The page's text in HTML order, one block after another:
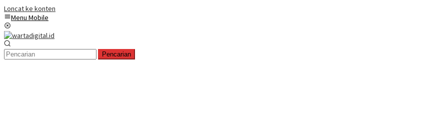
Loncat ke konten
Menu Mobile
Pencarian